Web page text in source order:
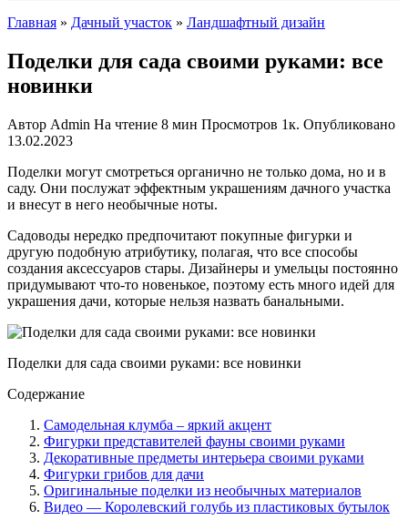
Главная » Дачный участок » Ландшафтный дизайн
Поделки для сада своими руками: все
новинки
Автор Admin На чтение 8 мин Просмотров 1к. Опубликовано
13.02.2023
Поделки могут смотреться органично не только дома, но и в
саду. Они послужат эффектным украшениям дачного участка
и внесут в него необычные ноты.
Садоводы нередко предпочитают покупные фигурки и
другую подобную атрибутику, полагая, что все способы
создания аксессуаров стары. Дизайнеры и умельцы постоянно
придумывают что-то новенькое, поэтому есть много идей для
украшения дачи, которые нельзя назвать банальными.
Поделки для сада своими руками: все новинки
Содержание
Самодельная клумба – яркий акцент
Фигурки представителей фауны своими руками
Декоративные предметы интерьера своими руками
Фигурки грибов для дачи
Оригинальные поделки из необычных материалов
Видео — Королевский голубь из пластиковых бутылок